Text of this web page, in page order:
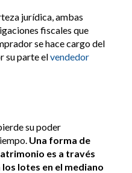
jurídica, ambas
fiscales que
se hace cargo del
su parte elvendedor
su poder
Una forma de
es a través
lotes en el mediano